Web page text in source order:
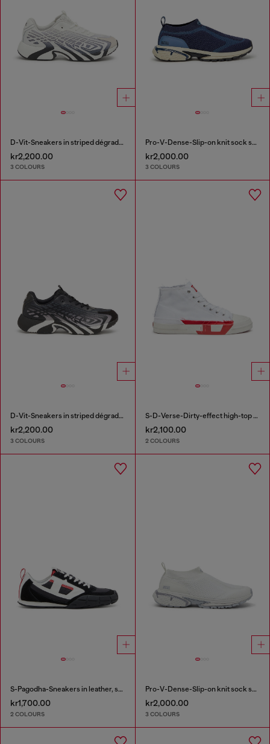
D-Vit-Sneakers in striped dégradé mesh
kr2,200.00
3 COLOURS
Pro-V-Dense-Slip-on knit sock sneakers
kr2,000.00
3 COLOURS
D-Vit-Sneakers in striped dégradé mesh
kr2,200.00
3 COLOURS
S-D-Verse-Dirty-effect high-top canvas sneakers
kr2,100.00
2 COLOURS
S-Pagodha-Sneakers in leather, suede and ripstop
kr1,700.00
2 COLOURS
Pro-V-Dense-Slip-on knit sock sneakers
kr2,000.00
3 COLOURS